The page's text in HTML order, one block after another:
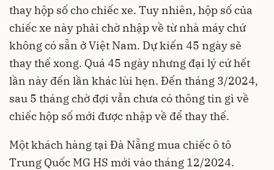
thay hộp số cho chiếc xe. Tuy nhiên, hộp số của
chiếc xe này phải chờ nhập về từ nhà máy chứ
không có sẵn ở Việt Nam. Dự kiến 45 ngày sẽ
thay thế xong. Quá 45 ngày nhưng đại lý cứ hết
lần này đến lần khác lùi hẹn. Đến tháng 3/2024,
sau 5 tháng chờ đợi vẫn chưa có thông tin gì về
chiếc hộp số mới được nhập về để thay thế.
Một khách hàng tại Đà Nẵng mua chiếc ô tô
Trung Quốc MG HS mới vào tháng 12/2024.